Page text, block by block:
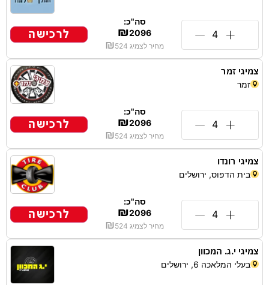
סה"כ:
₪2096
מחיר לצמיג ₪524
לרכישה
צמיגי זמר
זמר
סה"כ:
₪2096
מחיר לצמיג ₪524
לרכישה
צמיגי רונדו
בית הדפוס, ירושלים
סה"כ:
₪2096
מחיר לצמיג ₪524
לרכישה
צמיגי י.ג. המכוון
בעלי המלאכה 6, ירושלים